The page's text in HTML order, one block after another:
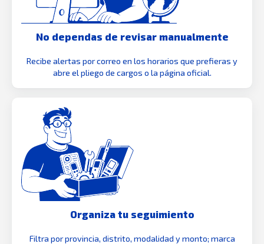
No dependas de revisar manualmente
Recibe alertas por correo en los horarios que prefieras y
abre el pliego de cargos o la página oficial.
Organiza tu seguimiento
Filtra por provincia, distrito, modalidad y monto; marca